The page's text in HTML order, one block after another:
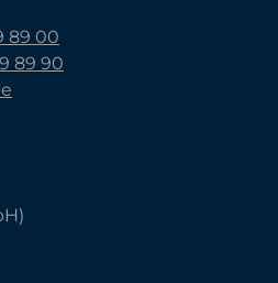
89 00
89 90